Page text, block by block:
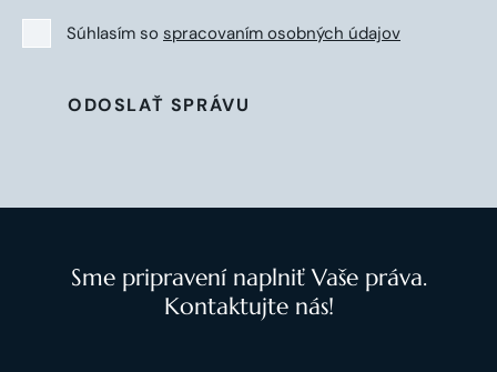
Súhlasím so spracovaním osobných údajov
ODOSLAŤ SPRÁVU
Sme pripravení naplniť Vaše práva.
Kontaktujte nás!